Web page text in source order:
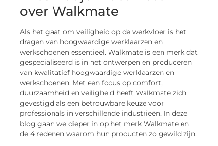
over Walkmate
Als het gaat om veiligheid op de werkvloer is het
dragen van hoogwaardige werklaarzen en
werkschoenen essentieel. Walkmate is een merk dat
gespecialiseerd is in het ontwerpen en produceren
van kwalitatief hoogwaardige werklaarzen en
werkschoenen. Met een focus op comfort,
duurzaamheid en veiligheid heeft Walkmate zich
gevestigd als een betrouwbare keuze voor
professionals in verschillende industrieën. In deze
blog gaan we dieper in op het merk Walkmate en
de 4 redenen waarom hun producten zo gewild zijn.